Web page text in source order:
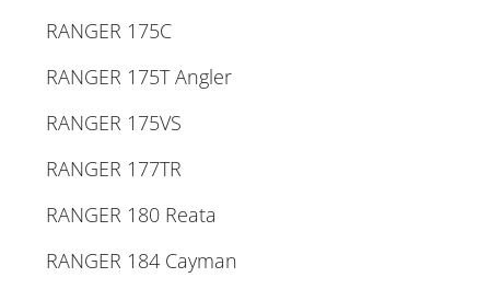
RANGER 175C
RANGER 175T Angler
RANGER 175VS
RANGER 177TR
RANGER 180 Reata
RANGER 184 Cayman